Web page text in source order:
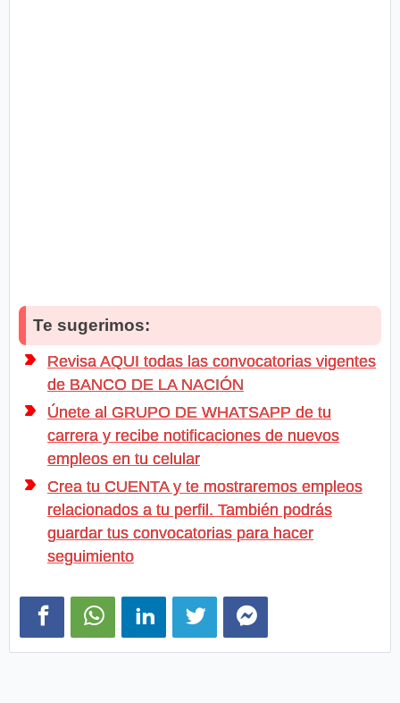
Te sugerimos:
Revisa AQUI todas las convocatorias vigentes
de BANCO DE LA NACIÓN
Únete al GRUPO DE WHATSAPP de tu
carrera y recibe notificaciones de nuevos
empleos en tu celular
Crea tu CUENTA y te mostraremos empleos
relacionados a tu perfil. También podrás
guardar tus convocatorias para hacer
seguimiento